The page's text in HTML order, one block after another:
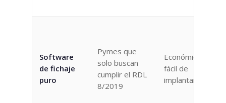
Software
de fichaje
puro
Pymes que
solo buscan
cumplir el RDL
8/2019
Económico,
fácil de
implantar